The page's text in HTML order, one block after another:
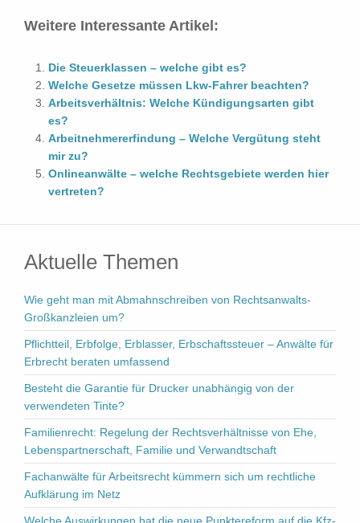
Weitere Interessante Artikel:
Die Steuerklassen – welche gibt es?
Welche Gesetze müssen Lkw-Fahrer beachten?
Arbeitsverhältnis: Welche Kündigungsarten gibt
es?
Arbeitnehmererfindung – Welche Vergütung steht
mir zu?
Onlineanwälte – welche Rechtsgebiete werden hier
vertreten?
Aktuelle Themen
Wie geht man mit Abmahnschreiben von Rechtsanwalts-
Großkanzleien um?
Pflichtteil, Erbfolge, Erblasser, Erbschaftssteuer – Anwälte für
Erbrecht beraten umfassend
Besteht die Garantie für Drucker unabhängig von der
verwendeten Tinte?
Familienrecht: Regelung der Rechtsverhältnisse von Ehe,
Lebenspartnerschaft, Familie und Verwandtschaft
Fachanwälte für Arbeitsrecht kümmern sich um rechtliche
Aufklärung im Netz